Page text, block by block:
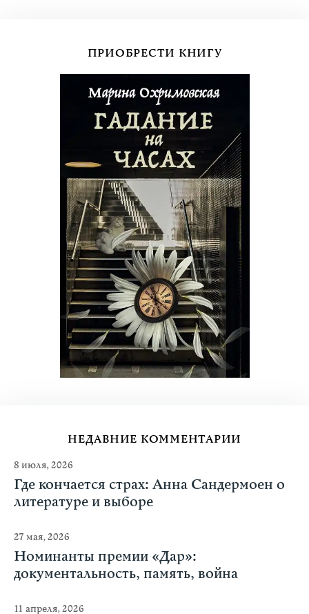
ПРИОБРЕСТИ КНИГУ
НЕДАВНИЕ КОММЕНТАРИИ
8 июля, 2026
Где кончается страх: Анна Сандермоен о
литературе и выборе
27 мая, 2026
Номинанты премии «Дар»:
документальность, память, война
11 апреля, 2026